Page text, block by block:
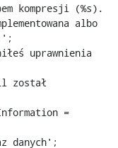
kompresji (%s).
albo
=